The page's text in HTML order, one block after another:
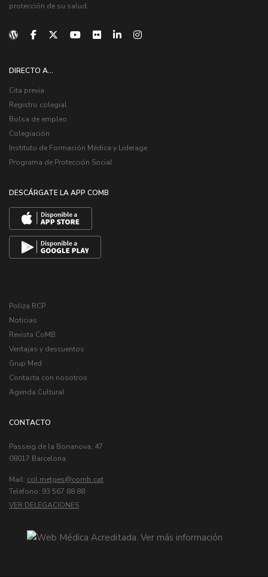
protección de su salud.
DIRECTO A...
Cita previa
Registro colegial
Bolsa de empleo
Colegiación
Instituto de Formación Médica y Liderage
Programa de Protección Social
DESCÁRGATE LA APP COMB
Poliza RCP
Noticias
Revista CoMB
Ventajas y descuentos
Grup Med
Contacta con nosotros
Agenda Cultural
CONTACTO
Passeig de la Bonanova, 47
08017 Barcelona
Mail: col.metges
Telèfono: 93 567 88 88
VER DELEGACIONES